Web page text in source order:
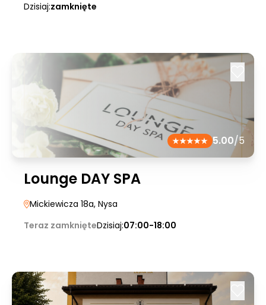
Dzisiaj:zamknięte
5.00/5
Lounge DAY SPA
Mickiewicza 18a, Nysa
Teraz zamknięteDzisiaj:07:00-18:00